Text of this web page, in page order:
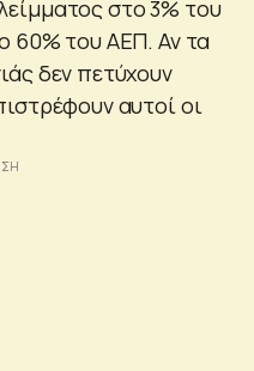
στο 3% του
60% του ΑΕΠ. Αν τα
δεν πετύχουν
αυτοί οι